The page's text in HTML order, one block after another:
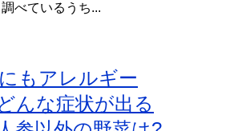
べているうち...
もアレルギー
んな症状が出る